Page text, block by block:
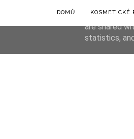
DOMŮ KOSMETICKÉ
This site
are shared
statistics,